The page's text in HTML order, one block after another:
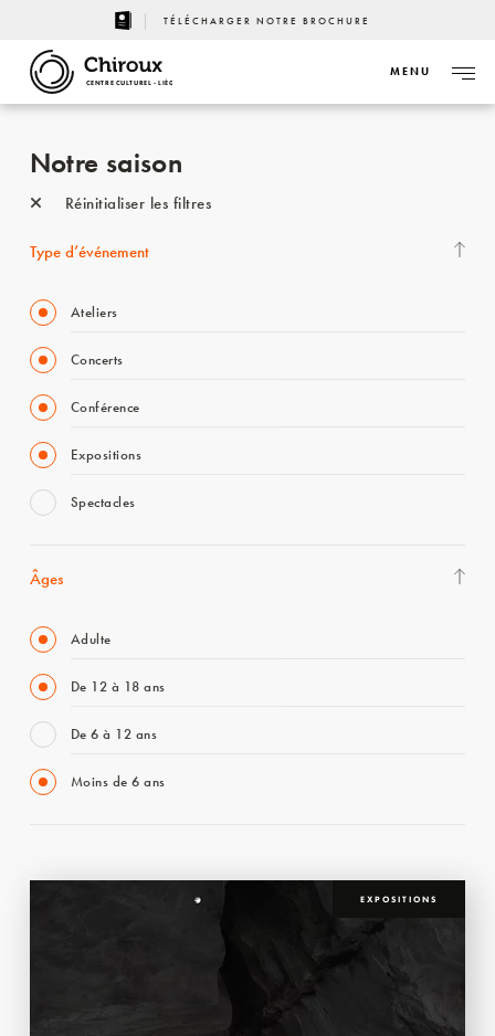
TÉLÉCHARGER NOTRE BROCHURE
CENTRE CULTUREL - LIÈGE
MENU
Notre saison
Réinitialiser les filtres
Type d’événement
Ateliers
Concerts
Conférence
Expositions
Spectacles
Âges
Adulte
De 12 à 18 ans
De 6 à 12 ans
Moins de 6 ans
EXPOSITIONS